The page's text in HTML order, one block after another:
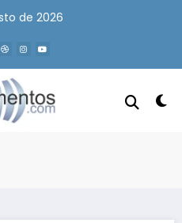
de 2026